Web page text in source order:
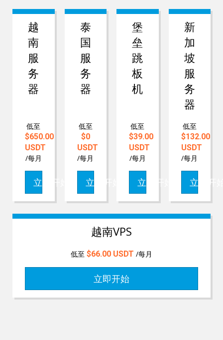
越
南
服
务
器
低至
$650.00
USDT
/每月
立即开始
泰
国
服
务
器
低至
$0
USDT
/每月
立即开始
堡
垒
跳
板
机
低至
$39.00
USDT
/每月
立即开始
新
加
坡
服
务
器
低至
$132.00
USDT
/每月
立即开
越南VPS
低至 $66.00 USDT /每月
立即开始